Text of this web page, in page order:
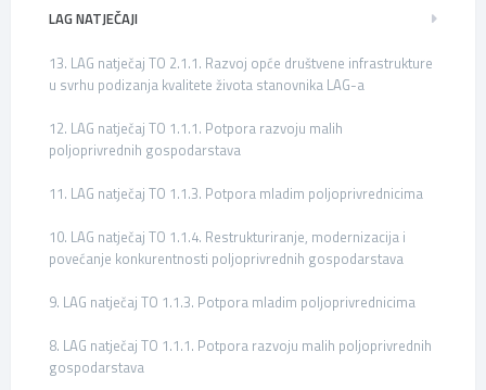
LAG NATJEČAJI
13. LAG natječaj TO 2.1.1. Razvoj opće društvene infrastrukture
u svrhu podizanja kvalitete života stanovnika LAG-a
12. LAG natječaj TO 1.1.1. Potpora razvoju malih
poljoprivrednih gospodarstava
11. LAG natječaj TO 1.1.3. Potpora mladim poljoprivrednicima
10. LAG natječaj TO 1.1.4. Restrukturiranje, modernizacija i
povećanje konkurentnosti poljoprivrednih gospodarstava
9. LAG natječaj TO 1.1.3. Potpora mladim poljoprivrednicima
8. LAG natječaj TO 1.1.1. Potpora razvoju malih poljoprivrednih
gospodarstava